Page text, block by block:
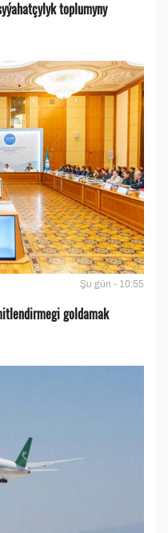
toplumyny
Şu gün - 10:55
goldamak